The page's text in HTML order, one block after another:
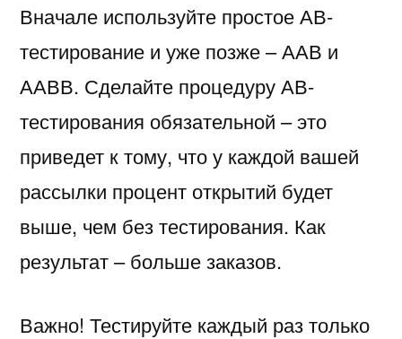
Вначале используйте простое АВ-
тестирование и уже позже – ААВ и
ААВВ. Сделайте процедуру АВ-
тестирования обязательной – это
приведет к тому, что у каждой вашей
рассылки процент открытий будет
выше, чем без тестирования. Как
результат – больше заказов.
Важно! Тестируйте каждый раз только